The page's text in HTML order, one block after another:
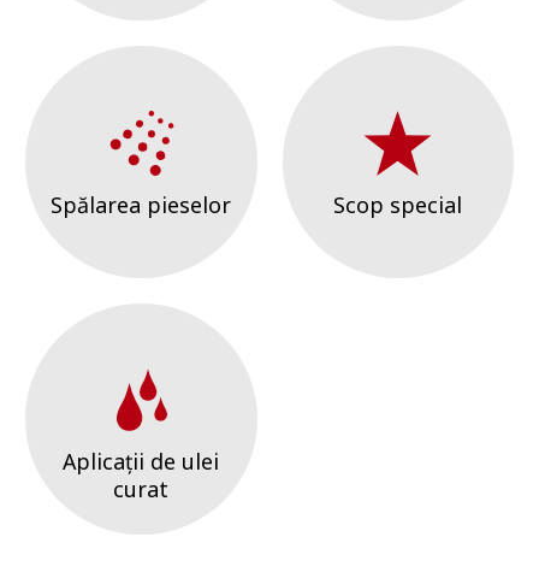
Spălarea pieselor Scop special
Aplicații de ulei
curat